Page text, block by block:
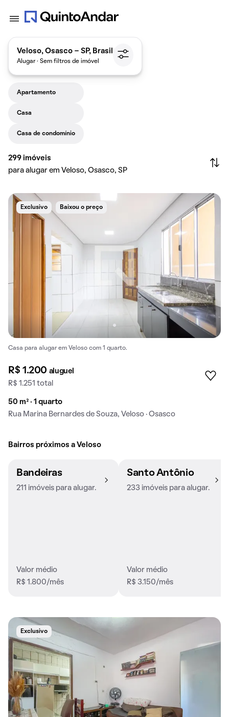
Veloso, Osasco - SP, Brasil
Alugar · Sem filtros de imóvel
Apartamento
Casa
Casa de condomínio
299 imóveis
para alugar em Veloso, Osasco, SP
Exclusivo Baixou o preço
Casa para alugar em Veloso com 1 quarto.
R$ 1.200 aluguel
R$ 1.251 total
50 m² · 1 quarto
Rua Marina Bernardes de Souza, Veloso · Osasco
Bairros próximos a Veloso
Bandeiras
211 imóveis para alugar.
Valor médio
R$ 1.800/mês
Santo Antônio
233 imóveis para alugar.
Valor médio
R$ 3.150/mês
Exclusivo